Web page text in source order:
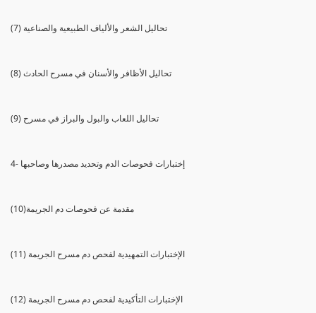
(7) تحاليل الشعر والألياف الطبيعية والصناعية
(8) تحاليل الأظافر والأسنان في مسرح الحادث
(9) تحاليل اللعاب والبول والبراز في مسرح
4- إختبارات فحوصات الدم وتحديد مصدرها وصاحبها
(10)مقدمة عن فحوصات دم الجريمة
(11) الإختبارات التمهيدية لفحص دم مسرح الجريمة
(12) الإختبارات التأكيدية لفحص دم مسرح الجريمة